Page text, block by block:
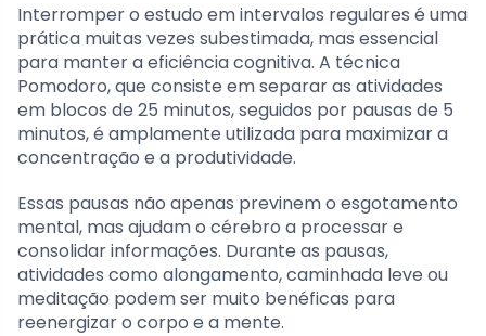
Interromper o estudo em intervalos regulares é uma
prática muitas vezes subestimada, mas essencial
para manter a eficiência cognitiva. A técnica
Pomodoro, que consiste em separar as atividades
em blocos de 25 minutos, seguidos por pausas de 5
minutos, é amplamente utilizada para maximizar a
concentração e a produtividade.
Essas pausas não apenas previnem o esgotamento
mental, mas ajudam o cérebro a processar e
consolidar informações. Durante as pausas,
atividades como alongamento, caminhada leve ou
meditação podem ser muito benéficas para
reenergizar o corpo e a mente.